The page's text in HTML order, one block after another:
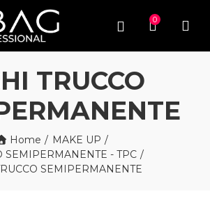
0
TRUCCO
Home
MAKE UP
SEMIPERMANENTE - TPC
SEMIPERMANENTE